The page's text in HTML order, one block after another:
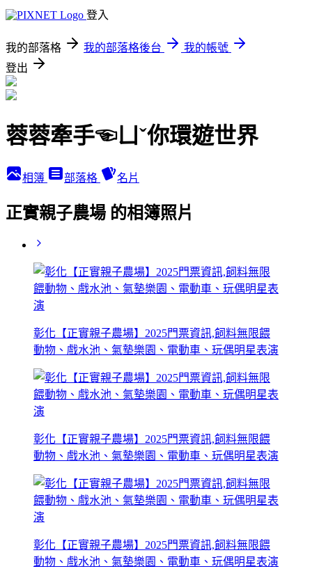
登入
我的部落格 我的部落格後台
我的帳號
登出
蓉蓉牽手☜ㄩˇ你環遊世界
相簿 部落格 名片
正實親子農場 的相簿照片
彰化【正實親子農場】2025門票資訊,飼料無限餵
動物、戲水池、氣墊樂園、電動車、玩偶明星表演
彰化【正實親子農場】2025門票資訊,飼料無限餵
動物、戲水池、氣墊樂園、電動車、玩偶明星表演
彰化【正實親子農場】2025門票資訊,飼料無限餵
動物、戲水池、氣墊樂園、電動車、玩偶明星表演